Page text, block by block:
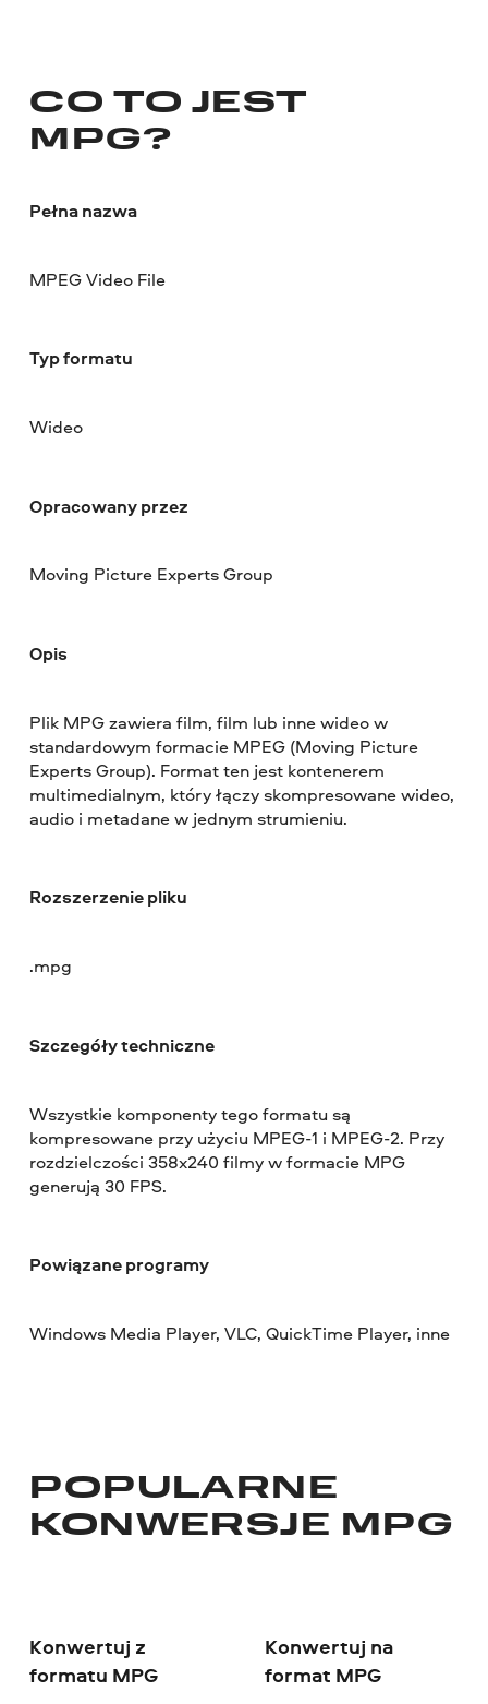
CO TO JEST
MPG?
Pełna nazwa
MPEG Video File
Typ formatu
Wideo
Opracowany przez
Moving Picture Experts Group
Opis
Plik MPG zawiera film, film lub inne wideo w
standardowym formacie MPEG (Moving Picture
Experts Group). Format ten jest kontenerem
multimedialnym, który łączy skompresowane wideo,
audio i metadane w jednym strumieniu.
Rozszerzenie pliku
.mpg
Szczegóły techniczne
Wszystkie komponenty tego formatu są
kompresowane przy użyciu MPEG-1 i MPEG-2. Przy
rozdzielczości 358x240 filmy w formacie MPG
generują 30 FPS.
Powiązane programy
Windows Media Player, VLC, QuickTime Player, inne
POPULARNE
KONWERSJE MPG
Konwertuj z
formatu MPG
Konwertuj na
format MPG